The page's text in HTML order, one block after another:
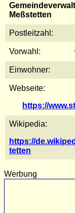
Meßstetten
Postleitzahl:
Vorwahl:
Einwohner:
Webseite:
https://
Wikipedia:
https://
tetten
Werbung